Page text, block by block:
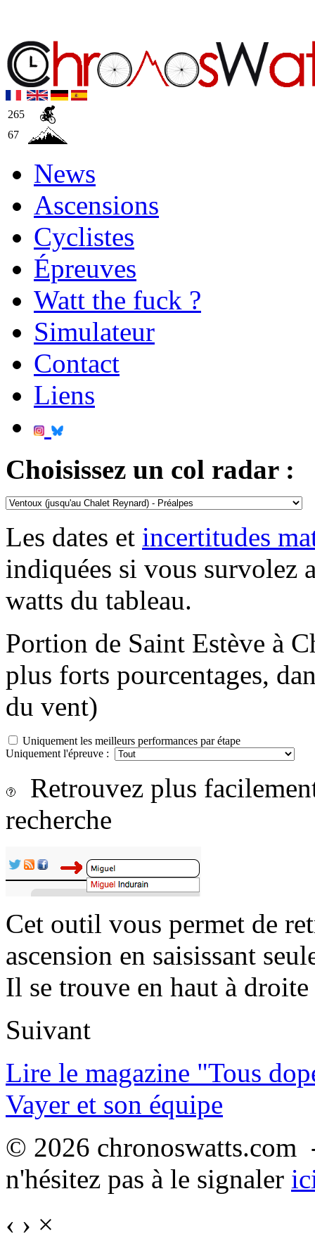
265
67
News
Ascensions
Cyclistes
Épreuves
Watt the fuck ?
Simulateur
Contact
Liens
Choisissez un col radar :
Les dates et incertitudes
indiquées si vous survolez
watts du tableau.
Portion de Saint Estève à
plus forts pourcentages,
du vent)
Uniquement les meilleurs performances par étape
Uniquement l'épreuve :
Retrouvez plus
recherche
Cet outil vous permet de
ascension en saisissant
Il se trouve en haut à
Suivant
Lire le magazine "Tous
Vayer et son équipe
© 2026
n'hésitez pas à le signaler
‹ › ×